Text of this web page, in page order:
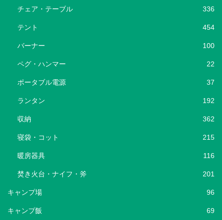
チェア・テーブル 336
テント 454
バーナー 100
ペグ・ハンマー 22
ポータブル電源 37
ランタン 192
収納 362
寝袋・コット 215
暖房器具 116
焚き火台・ナイフ・斧 201
キャンプ場 96
キャンプ飯 69